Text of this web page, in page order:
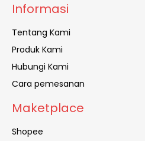
Informasi
Tentang Kami
Produk Kami
Hubungi Kami
Cara pemesanan
Maketplace
Shopee